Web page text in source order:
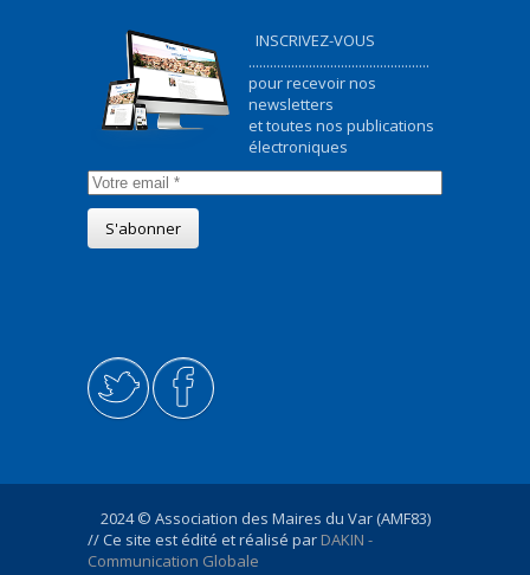
INSCRIVEZ-VOUS
...................................................
pour recevoir nos
newsletters
et toutes nos publications
électroniques
2024 © Association des Maires du Var (AMF83)
// Ce site est édité et réalisé par DAKIN -
Communication Globale